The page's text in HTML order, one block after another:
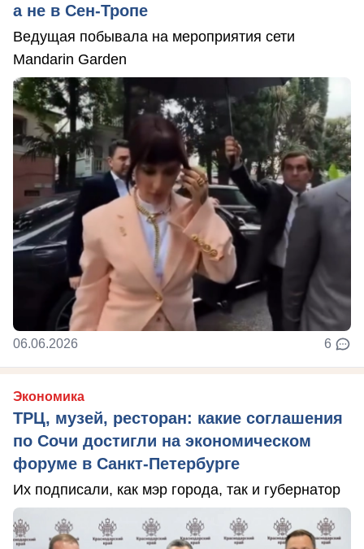
а не в Сен-Тропе
Ведущая побывала на мероприятия сети
Mandarin Garden
06.06.2026 6
Экономика
ТРЦ, музей, ресторан: какие соглашения
по Сочи достигли на экономическом
форуме в Санкт-Петербурге
Их подписали, как мэр города, так и губернатор